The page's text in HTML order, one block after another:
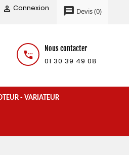
 Connexion message Devis(0)
settings_phone
Nous contacter
01 30 39 49 08
- VARIATEUR